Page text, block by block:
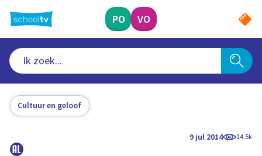
naar
hoofdinhoud
PO VO
Cultuur en geloof
9 jul 2014 14.5k